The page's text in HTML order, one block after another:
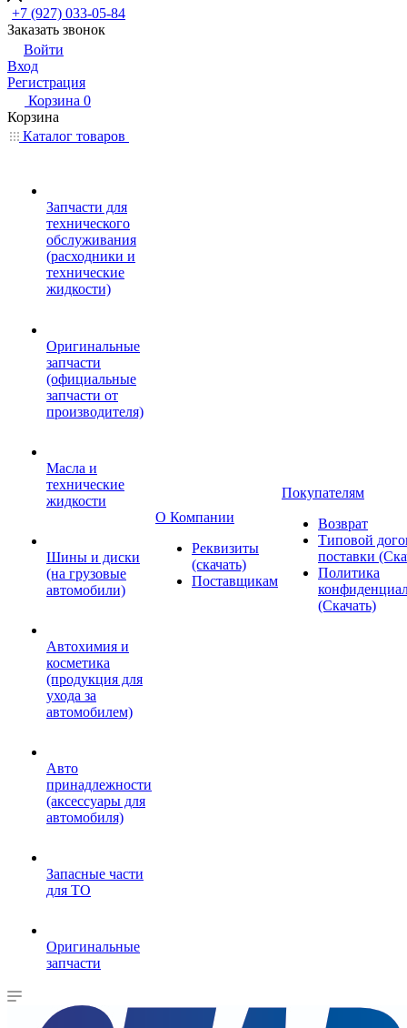
+7 (927) 033-05-84
Заказать звонок
Войти
Вход
Регистрация
Корзина 0
Корзина
Каталог товаров
Запчасти для
технического
обслуживания
(расходники и
технические
жидкости)
Оригинальные
запчасти
(официальные
запчасти от
производителя)
Масла и
технические
жидкости
Шины и диски
(на грузовые
автомобили)
Автохимия и
косметика
(продукция для
ухода за
автомобилем)
Авто
принадлежности
(аксессуары для
автомобиля)
Запасные части
для ТО
Оригинальные
запчасти
О Компании
Реквизиты
(скачать)
Поставщикам
Покупателям
Возврат
Типовой
поставки
Политика
(Скачать)